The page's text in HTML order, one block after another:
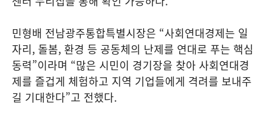
민형배 전남광주통합특별시장은 “사회연대경제는 일
자리, 돌봄, 환경 등 공동체의 난제를 연대로 푸는 핵심
동력”이라며 “많은 시민이 경기장을 찾아 사회연대경
제를 즐겁게 체험하고 지역 기업들에게 격려를 보내주
길 기대한다”고 전했다.